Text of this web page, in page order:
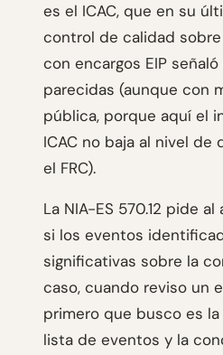
es el ICAC, que en su
control de calidad sobre
con encargos EIP
parecidas (aunque con
pública, porque aquí el
ICAC no baja al nivel
el FRC).
La NIA-ES 570.12 pide
si los eventos
significativas sobre la
caso, cuando reviso un
primero que busco es
lista de eventos y la